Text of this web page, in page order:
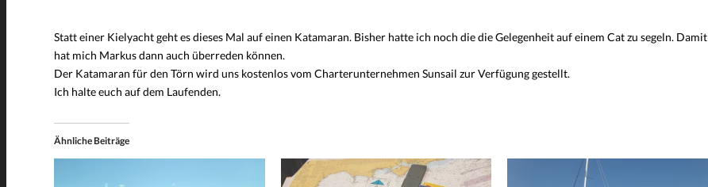
Statt einer Kielyacht geht es dieses Mal auf einen Katamaran. Bisher hatte ich noch die die Gelegenheit auf einem Cat zu segeln. Damit
hat mich Markus dann auch überreden können.
Der Katamaran für den Törn wird uns kostenlos vom Charterunternehmen Sunsail zur Verfügung gestellt.
Ich halte euch auf dem Laufenden.
Ähnliche Beiträge